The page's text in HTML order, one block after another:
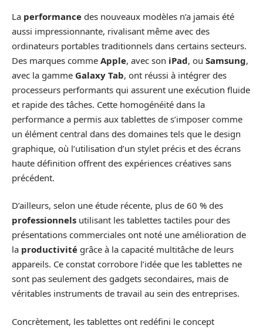
La performance des nouveaux modèles n’a jamais été
aussi impressionnante, rivalisant même avec des
ordinateurs portables traditionnels dans certains secteurs.
Des marques comme Apple, avec son iPad, ou Samsung,
avec la gamme Galaxy Tab, ont réussi à intégrer des
processeurs performants qui assurent une exécution fluide
et rapide des tâches. Cette homogénéité dans la
performance a permis aux tablettes de s’imposer comme
un élément central dans des domaines tels que le design
graphique, où l’utilisation d’un stylet précis et des écrans
haute définition offrent des expériences créatives sans
précédent.
D’ailleurs, selon une étude récente, plus de 60 % des
professionnels utilisant les tablettes tactiles pour des
présentations commerciales ont noté une amélioration de
la productivité grâce à la capacité multitâche de leurs
appareils. Ce constat corrobore l’idée que les tablettes ne
sont pas seulement des gadgets secondaires, mais de
véritables instruments de travail au sein des entreprises.
Concrètement, les tablettes ont redéfini le concept